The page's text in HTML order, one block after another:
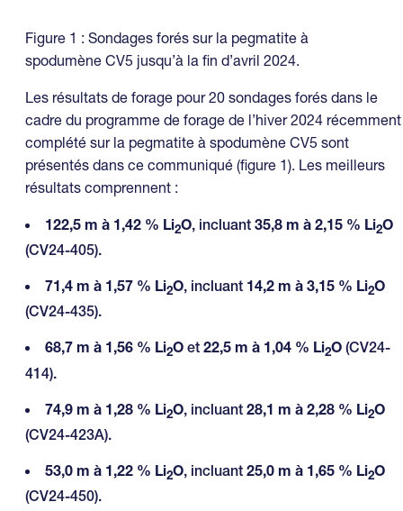
Figure 1 : Sondages forés sur la pegmatite à
spodumène CV5 jusqu’à la fin d’avril 2024.
Les résultats de forage pour 20 sondages forés dans le
cadre du programme de forage de l’hiver 2024 récemment
complété sur la pegmatite à spodumène CV5 sont
présentés dans ce communiqué (figure 1). Les meilleurs
résultats comprennent :
122,5 m à 1,42 % Li2O, incluant 35,8 m à 2,15 % Li2O
(CV24-405).
71,4 m à 1,57 % Li2O, incluant 14,2 m à 3,15 % Li2O
(CV24-435).
68,7 m à 1,56 % Li2O et 22,5 m à 1,04 % Li2O (CV24-
414).
74,9 m à 1,28 % Li2O, incluant 28,1 m à 2,28 % Li2O
(CV24-423A).
53,0 m à 1,22 % Li2O, incluant 25,0 m à 1,65 % Li2O
(CV24-450).